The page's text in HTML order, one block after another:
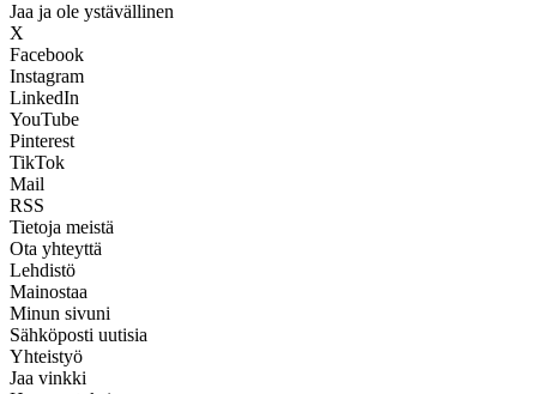
Jaa ja ole ystävällinen
X
Facebook
Instagram
LinkedIn
YouTube
Pinterest
TikTok
Mail
RSS
Tietoja meistä
Ota yhteyttä
Lehdistö
Mainostaa
Minun sivuni
Sähköposti uutisia
Yhteistyö
Jaa vinkki